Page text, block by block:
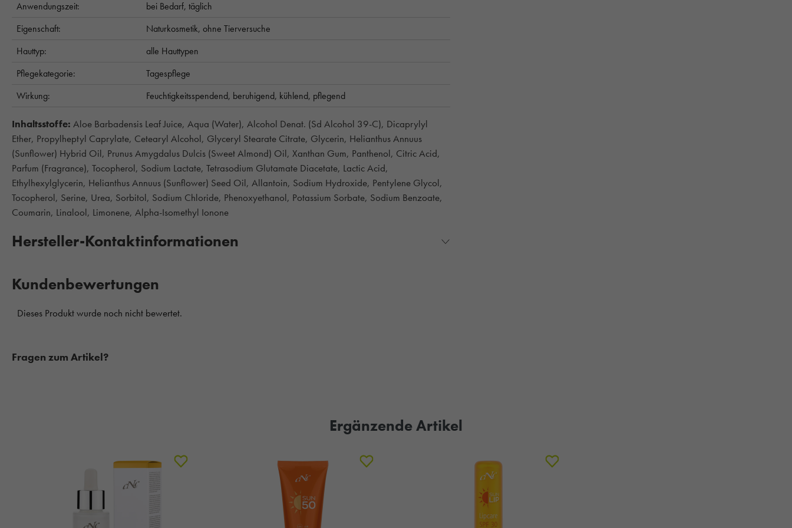
Anwendungszeit:
bei Bedarf, täglich
Eigenschaft:
Naturkosmetik, ohne Tierversuche
Hauttyp:
alle Hauttypen
Pflegekategorie:
Tagespflege
Wirkung:
Feuchtigkeitsspendend, beruhigend, kühlend, pflegend
Inhaltsstoffe: Aloe Barbadensis Leaf Juice, Aqua (Water), Alcohol Denat. (Sd Alcohol 39-C), Dicaprylyl
Ether, Propylheptyl Caprylate, Cetearyl Alcohol, Glyceryl Stearate Citrate, Glycerin, Helianthus Annuus
(Sunflower) Hybrid Oil, Prunus Amygdalus Dulcis (Sweet Almond) Oil, Xanthan Gum, Panthenol, Citric Acid,
Parfum (Fragrance), Tocopherol, Sodium Lactate, Tetrasodium Glutamate Diacetate, Lactic Acid,
Ethylhexylglycerin, Helianthus Annuus (Sunflower) Seed Oil, Allantoin, Sodium Hydroxide, Pentylene Glycol,
Tocopherol, Serine, Urea, Sorbitol, Sodium Chloride, Phenoxyethanol, Potassium Sorbate, Sodium Benzoate,
Coumarin, Linalool, Limonene, Alpha-Isomethyl Ionone
Hersteller-Kontaktinformationen
Kundenbewertungen
Fragen zum Artikel?
Ergänzende Artikel